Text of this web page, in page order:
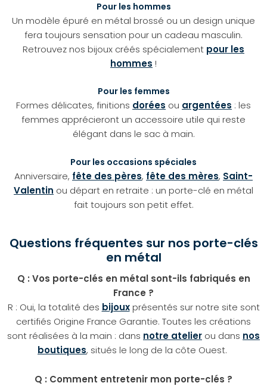
Pour les hommes
Un modèle épuré en métal brossé ou un design unique
fera toujours sensation pour un cadeau masculin.
Retrouvez nos bijoux créés spécialement pour les
hommes !
Pour les femmes
Formes délicates, finitions dorées ou argentées : les
femmes apprécieront un accessoire utile qui reste
élégant dans le sac à main.
Pour les occasions spéciales
Anniversaire, fête des pères, fête des mères, Saint-
Valentin ou départ en retraite : un porte-clé en métal
fait toujours son petit effet.
Questions fréquentes sur nos porte-clés
en métal
Q : Vos porte-clés en métal sont-ils fabriqués en
France ?
R : Oui, la totalité des bijouxprésentés sur notre site sont
certifiés Origine France Garantie. Toutes les créations
sont réalisées à la main : dans notre atelier ou dans nos
boutiques, situés le long de la côte Ouest.
Q : Comment entretenir mon porte-clés ?